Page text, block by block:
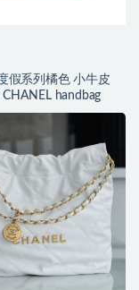
假系列橘色 小牛皮
CHANEL handbag